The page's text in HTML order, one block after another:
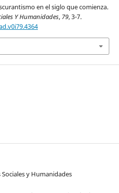
en el siglo que comienza.
Y Humanidades, 79, 3-7.
y Humanidades